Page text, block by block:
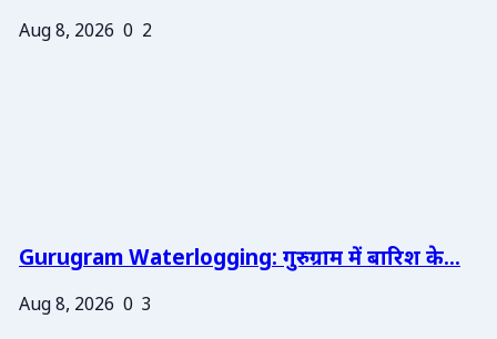
Aug 8, 2026 0 2
Gurugram Waterlogging: गुरुग्राम में बारिश के...
Aug 8, 2026 0 3